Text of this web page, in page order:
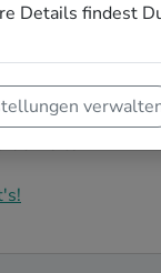
in
Du eine
echten
Details findest